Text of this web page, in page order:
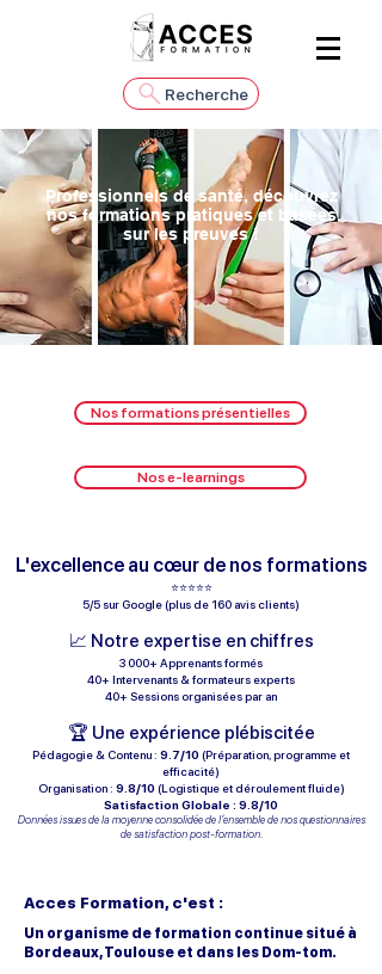
Recherche
Professionnels de santé, découvrez
nos formations pratiques et basées
sur les preuves !
Nos formations présentielles
Nos e-learnings
L'excellence au cœur de nos formations
⭐⭐⭐⭐⭐
5/5 sur Google (plus de 160 avis clients)
📈 Notre expertise en chiffres
3 000+ Apprenants formés
40+ Intervenants & formateurs experts
40+ Sessions organisées par an
🏆 Une expérience plébiscitée
Pédagogie & Contenu : 9.7/10 (Préparation, programme et
efficacité)
Organisation : 9.8/10 (Logistique et déroulement fluide)
Satisfaction Globale : 9.8/10
Données issues de la moyenne consolidée de l’ensemble de nos questionnaires
de satisfaction post-formation.
Acces Formation, c'est :
Un organisme de formation continue situé à
Bordeaux, Toulouse et dans les Dom-tom.